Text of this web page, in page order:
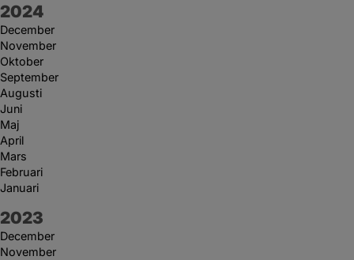
År:
2024
December
November
Oktober
September
Augusti
Juni
Maj
April
Mars
Februari
Januari
År:
2023
December
November